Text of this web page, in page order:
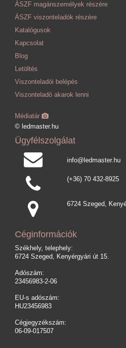
ÁSZF magánszemélyek részére
ÁSZF viszonteladók részére
Katalógusok
Kapcsolat
Blog
Letöltés
Viszonteladói belépés
Viszonteladó akarok lenni
Médiatár
© ledmaster.hu
Ügyfélszolgálat
info@ledmaster.hu
(+36) 70 432-8925
6724 Szeged,
Céginformációk
Székhely, telephely:
6724 Szeged, Kenyérgyári út 15.
Adószám:
23456983-2-06
EU-s adószám:
HU23456983
Cégjegyzékszám:
06-09-017507